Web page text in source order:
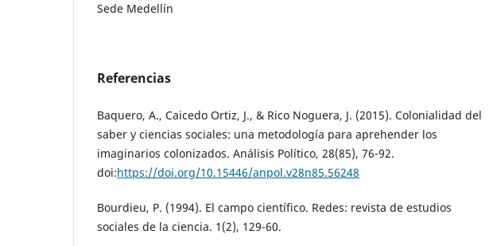
Sede Medellín
Referencias
Baquero, A., Caicedo Ortiz, J., & Rico Noguera, J. (2015). Colonialidad del
saber y ciencias sociales: una metodología para aprehender los
imaginarios colonizados. Análisis Político, 28(85), 76-92.
doi:https://doi.org/10.15446/anpol.v28n85.56248
Bourdieu, P. (1994). El campo científico. Redes: revista de estudios
sociales de la ciencia. 1(2), 129-60.